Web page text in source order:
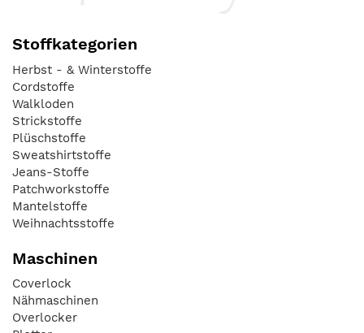
Stoffkategorien
Herbst - & Winterstoffe
Cordstoffe
Walkloden
Strickstoffe
Plüschstoffe
Sweatshirtstoffe
Jeans-Stoffe
Patchworkstoffe
Mantelstoffe
Weihnachtsstoffe
Maschinen
Coverlock
Nähmaschinen
Overlocker